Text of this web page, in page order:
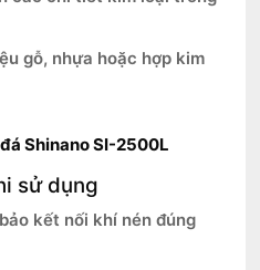
gỗ, nhựa hoặc hợp kim
Shinano SI-2500L
sử dụng
kết nối khí nén đúng